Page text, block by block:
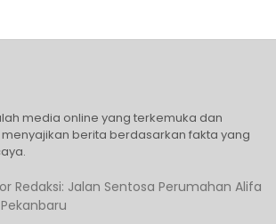
media online yang terkemuka dan
berita berdasarkan fakta yang
Redaksi: Jalan Sentosa Perumahan Alifa